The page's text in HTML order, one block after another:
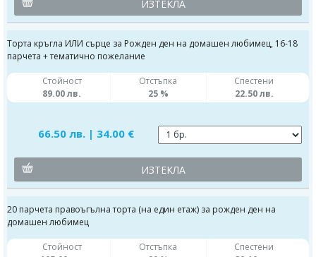
ИЗТЕКЛА
Торта кръгла ИЛИ сърце за Рожден ден на домашен любимец, 16-18
парчета + тематично пожелание
Стойност
89.00 лв.
Отстъпка
25 %
Спестени
22.50 лв.
66.50 лв. | 34.00 €
ИЗТЕКЛА
20 парчета правоъгълна торта (на един етаж) за рожден ден на
домашен любимец
Стойност
Отстъпка
Спестени